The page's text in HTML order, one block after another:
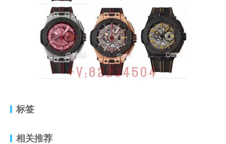
标签
相关推荐